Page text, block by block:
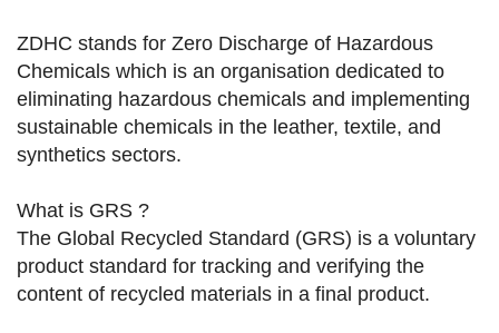
ZDHC stands for Zero Discharge of Hazardous
Chemicals which is an organisation dedicated to
eliminating hazardous chemicals and implementing
sustainable chemicals in the leather, textile, and
synthetics sectors.
What is GRS ?
The Global Recycled Standard (GRS) is a voluntary
product standard for tracking and verifying the
content of recycled materials in a final product.